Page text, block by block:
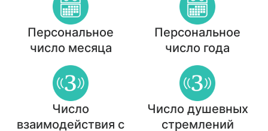
Персональное
число месяца
Персональное
число года
Число
взаимодействия с
Число душевных
стремлений